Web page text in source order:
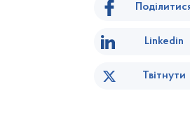
Linkedin
Твітнути